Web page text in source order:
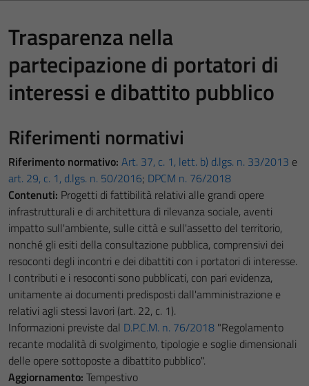
Trasparenza nella
partecipazione di portatori di
interessi e dibattito pubblico
Riferimenti normativi
Riferimento normativo: Art. 37, c. 1, lett. b) d.lgs. n. 33/2013 e
art. 29, c. 1, d.lgs. n. 50/2016; DPCM n. 76/2018
Contenuti: Progetti di fattibilità relativi alle grandi opere
infrastrutturali e di architettura di rilevanza sociale, aventi
impatto sull'ambiente, sulle città e sull'assetto del territorio,
nonché gli esiti della consultazione pubblica, comprensivi dei
resoconti degli incontri e dei dibattiti con i portatori di interesse.
I contributi e i resoconti sono pubblicati, con pari evidenza,
unitamente ai documenti predisposti dall'amministrazione e
relativi agli stessi lavori (art. 22, c. 1).
Informazioni previste dal D.P.C.M. n. 76/2018 "Regolamento
recante modalità di svolgimento, tipologie e soglie dimensionali
delle opere sottoposte a dibattito pubblico".
Aggiornamento: Tempestivo